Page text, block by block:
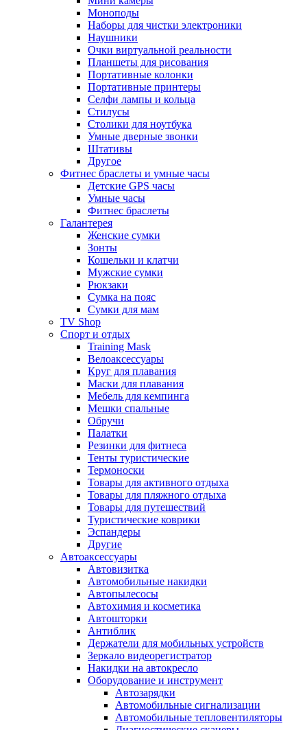
Моноподы
Наборы для чистки электроники
Наушники
Очки виртуальной реальности
Планшеты для рисования
Портативные колонки
Портативные принтеры
Селфи лампы и кольца
Стилусы
Столики для ноутбука
Умные дверные звонки
Штативы
Другое
Фитнес браслеты и умные часы
Детские GPS часы
Умные часы
Фитнес браслеты
Галантерея
Женские сумки
Зонты
Кошельки и клатчи
Мужские сумки
Рюкзаки
Сумка на пояс
Сумки для мам
TV Shop
Спорт и отдых
Training Mask
Велоаксессуары
Круг для плавания
Маски для плавания
Мебель для кемпинга
Мешки спальные
Обручи
Палатки
Резинки для фитнеса
Тенты туристические
Термоноски
Товары для активного отдыха
Товары для пляжного отдыха
Товары для путешествий
Туристические коврики
Эспандеры
Другие
Автоаксессуары
Автовизитка
Автомобильные накидки
Автопылесосы
Автохимия и косметика
Автошторки
Антиблик
Держатели для мобильных устройств
Зеркало видеорегистратор
Накидки на автокресло
Оборудование и инструмент
Автозарядки
Автомобильные сигнализации
Автомобильные тепловентиляторы